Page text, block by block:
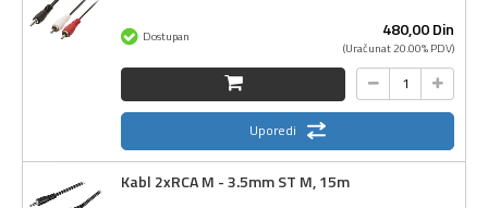
480,00Din
(Uračunat 20.00% PDV)
Dostupan
Uporedi
Kabl 2xRCA M - 3.5mm ST M, 15m